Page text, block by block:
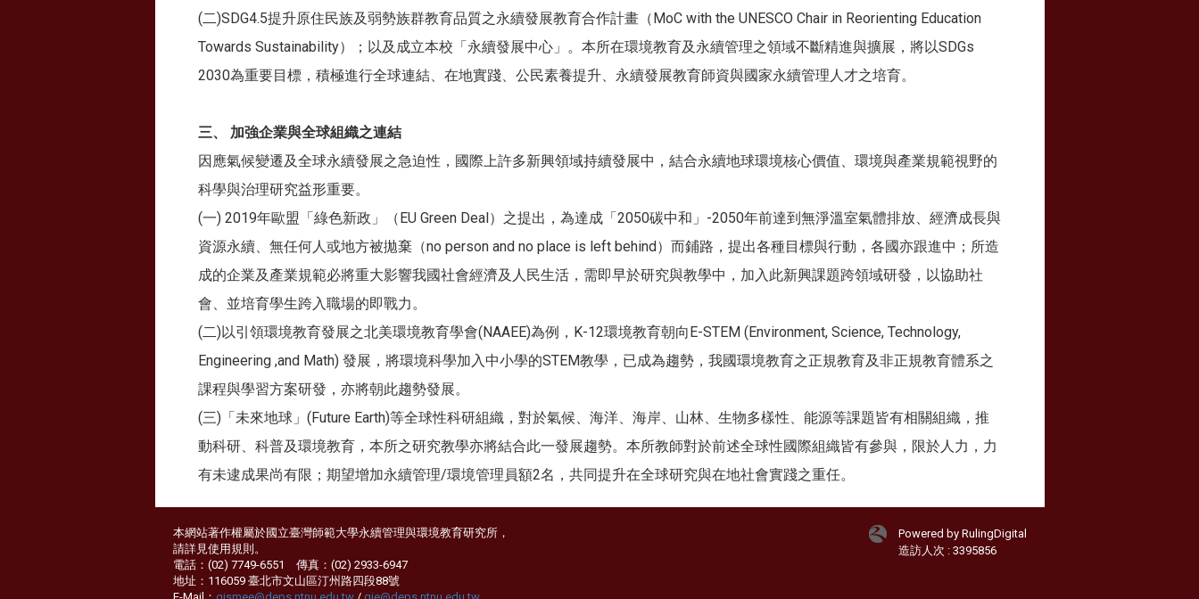
(二)SDG4.5提升原住民族及弱勢族群教育品質之永續發展教育合作計畫（MoC with the UNESCO Chair in Reorienting Education
Towards Sustainability）；以及成立本校「永續發展中心」。本所在環境教育及永續管理之領域不斷精進與擴展，將以SDGs
2030為重要目標，積極進行全球連結、在地實踐、公民素養提升、永續發展教育師資與國家永續管理人才之培育。
三、 加強企業與全球組織之連結
因應氣候變遷及全球永續發展之急迫性，國際上許多新興領域持續發展中，結合永續地球環境核心價值、環境與產業規範視野的
科學與治理研究益形重要。
(一) 2019年歐盟「綠色新政」（EU Green Deal）之提出，為達成「2050碳中和」-2050年前達到無淨溫室氣體排放、經濟成長與
資源永續、無任何人或地方被拋棄（no person and no place is left behind）而鋪路，提出各種目標與行動，各國亦跟進中；所造
成的企業及產業規範必將重大影響我國社會經濟及人民生活，需即早於研究與教學中，加入此新興課題跨領域研發，以協助社
會、並培育學生跨入職場的即戰力。
(二)以引領環境教育發展之北美環境教育學會(NAAEE)為例，K-12環境教育朝向E-STEM (Environment, Science, Technology,
Engineering ,and Math) 發展，將環境科學加入中小學的STEM教學，已成為趨勢，我國環境教育之正規教育及非正規教育體系之
課程與學習方案研發，亦將朝此趨勢發展。
(三)「未來地球」(Future Earth)等全球性科研組織，對於氣候、海洋、海岸、山林、生物多樣性、能源等課題皆有相關組織，推
動科研、科普及環境教育，本所之研究教學亦將結合此一發展趨勢。本所教師對於前述全球性國際組織皆有參與，限於人力，力
有未逮成果尚有限；期望增加永續管理/環境管理員額2名，共同提升在全球研究與在地社會實踐之重任。
本網站著作權屬於國立臺灣師範大學永續管理與環境教育研究所，
請詳見使用規則 。
電話：(02) 7749-6551 傳真：(02) 2933-6947
地址：116059 臺北市文山區汀州路四段88號
Powered by RulingDigital
造訪人次 : 3395856